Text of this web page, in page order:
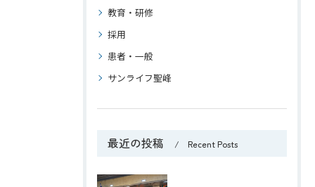
教育・研修
採用
患者・一般
サンライフ聖峰
最近の投稿 Recent Posts